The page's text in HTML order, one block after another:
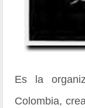
Es la
Colombia,